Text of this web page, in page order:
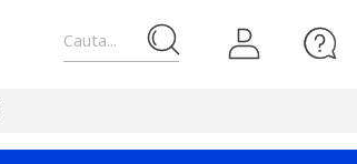
Cauta...